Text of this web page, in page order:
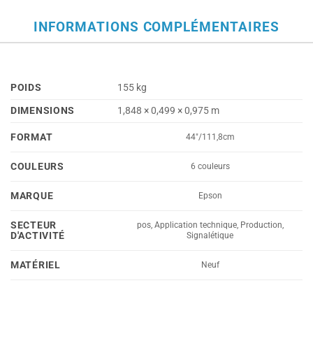
INFORMATIONS COMPLÉMENTAIRES
POIDS
155 kg
DIMENSIONS
1,848 × 0,499 × 0,975 m
FORMAT 44"/111,8cm
COULEURS 6 couleurs
MARQUE Epson
SECTEUR
D'ACTIVITÉ
pos, Application technique, Production,
Signalétique
MATÉRIEL Neuf